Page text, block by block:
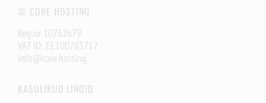
© CORE HOSTING
Reg.nr 10762679
VAT ID: EE100785717
info@core.hosting
KASULIKUD LINGID